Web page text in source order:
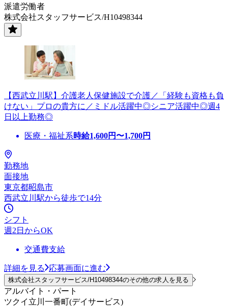
派遣労働者
株式会社スタッフサービス/H10498344
【西武立川駅】介護老人保健施設で介護／「経験も資格も負
けない」プロの貴方に／ミドル活躍中◎シニア活躍中◎週4
日以上勤務◎
医療・福祉系時給1,600円〜1,700円
勤務地
面接地
東京都昭島市
西武立川駅から徒歩で14分
シフト
週2日からOK
交通費支給
詳細を見る 応募画面に進む
株式会社スタッフサービス/H10498344のその他の求人を見る
アルバイト・パート
ツクイ立川一番町(デイサービス)